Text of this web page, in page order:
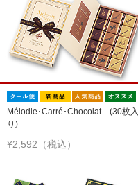
Mélodie･Carré･Chocolat (30枚入
り)
¥2,592（税込）